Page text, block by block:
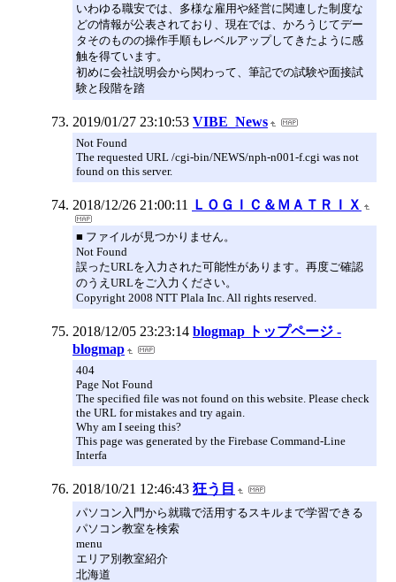
いわゆる職安では、多様な雇用や経営に関連した制度な
どの情報が公表されており、現在では、かろうじてデー
タそのものの操作手順もレベルアップしてきたように感
触を得ています。
初めに会社説明会から関わって、筆記での試験や面接試
験と段階を踏
2019/01/27 23:10:53 VIBE_News
Not Found
The requested URL /cgi-bin/NEWS/nph-n001-f.cgi was not
found on this server.
2018/12/26 21:00:11 ＬＯＧＩＣ＆ＭＡＴＲＩＸ
■ ファイルが見つかりません。
Not Found
誤ったURLを入力された可能性があります。再度ご確認
のうえURLをご入力ください。
Copyright 2008 NTT Plala Inc. All rights reserved.
2018/12/05 23:23:14 blogmap トップページ -
blogmap
404
Page Not Found
The specified file was not found on this website. Please check
the URL for mistakes and try again.
Why am I seeing this?
This page was generated by the Firebase Command-Line
Interfa
2018/10/21 12:46:43 狂う目
パソコン入門から就職で活用するスキルまで学習できる
パソコン教室を検索
menu
エリア別教室紹介
北海道